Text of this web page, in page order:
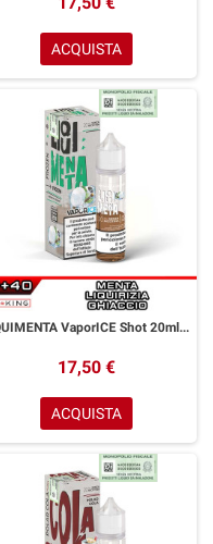
ACQUISTA
LIQUIMENTA VaporICE Shot 20ml VAPORART Menta Liquirizia Ice
17,50 €
ACQUISTA